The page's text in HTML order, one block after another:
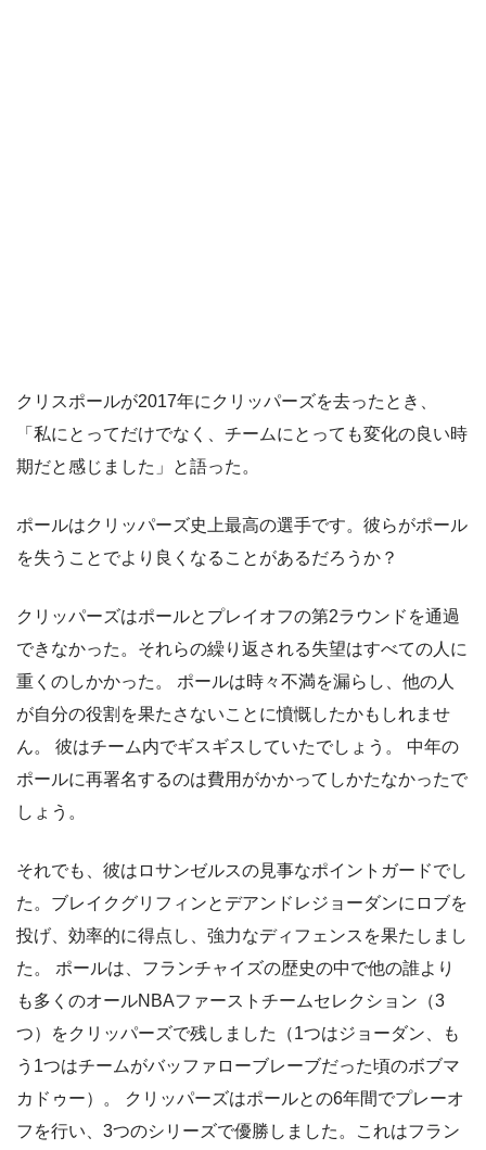
クリスポールが2017年にクリッパーズを去ったとき、
「私にとってだけでなく、チームにとっても変化の良い時
期だと感じました」と語った。
ポールはクリッパーズ史上最高の選手です。彼らがポール
を失うことでより良くなることがあるだろうか？
クリッパーズはポールとプレイオフの第2ラウンドを通過
できなかった。それらの繰り返される失望はすべての人に
重くのしかかった。 ポールは時々不満を漏らし、他の人
が自分の役割を果たさないことに憤慨したかもしれませ
ん。 彼はチーム内でギスギスしていたでしょう。 中年の
ポールに再署名するのは費用がかかってしかたなかったで
しょう。
それでも、彼はロサンゼルスの見事なポイントガードでし
た。ブレイクグリフィンとデアンドレジョーダンにロブを
投げ、効率的に得点し、強力なディフェンスを果たしまし
た。 ポールは、フランチャイズの歴史の中で他の誰より
も多くのオールNBAファーストチームセレクション（3
つ）をクリッパーズで残しました（1つはジョーダン、も
う1つはチームがバッファローブレーブだった頃のボブマ
カドゥー）。 クリッパーズはポールとの6年間でプレーオ
フを行い、3つのシリーズで優勝しました。これはフラン